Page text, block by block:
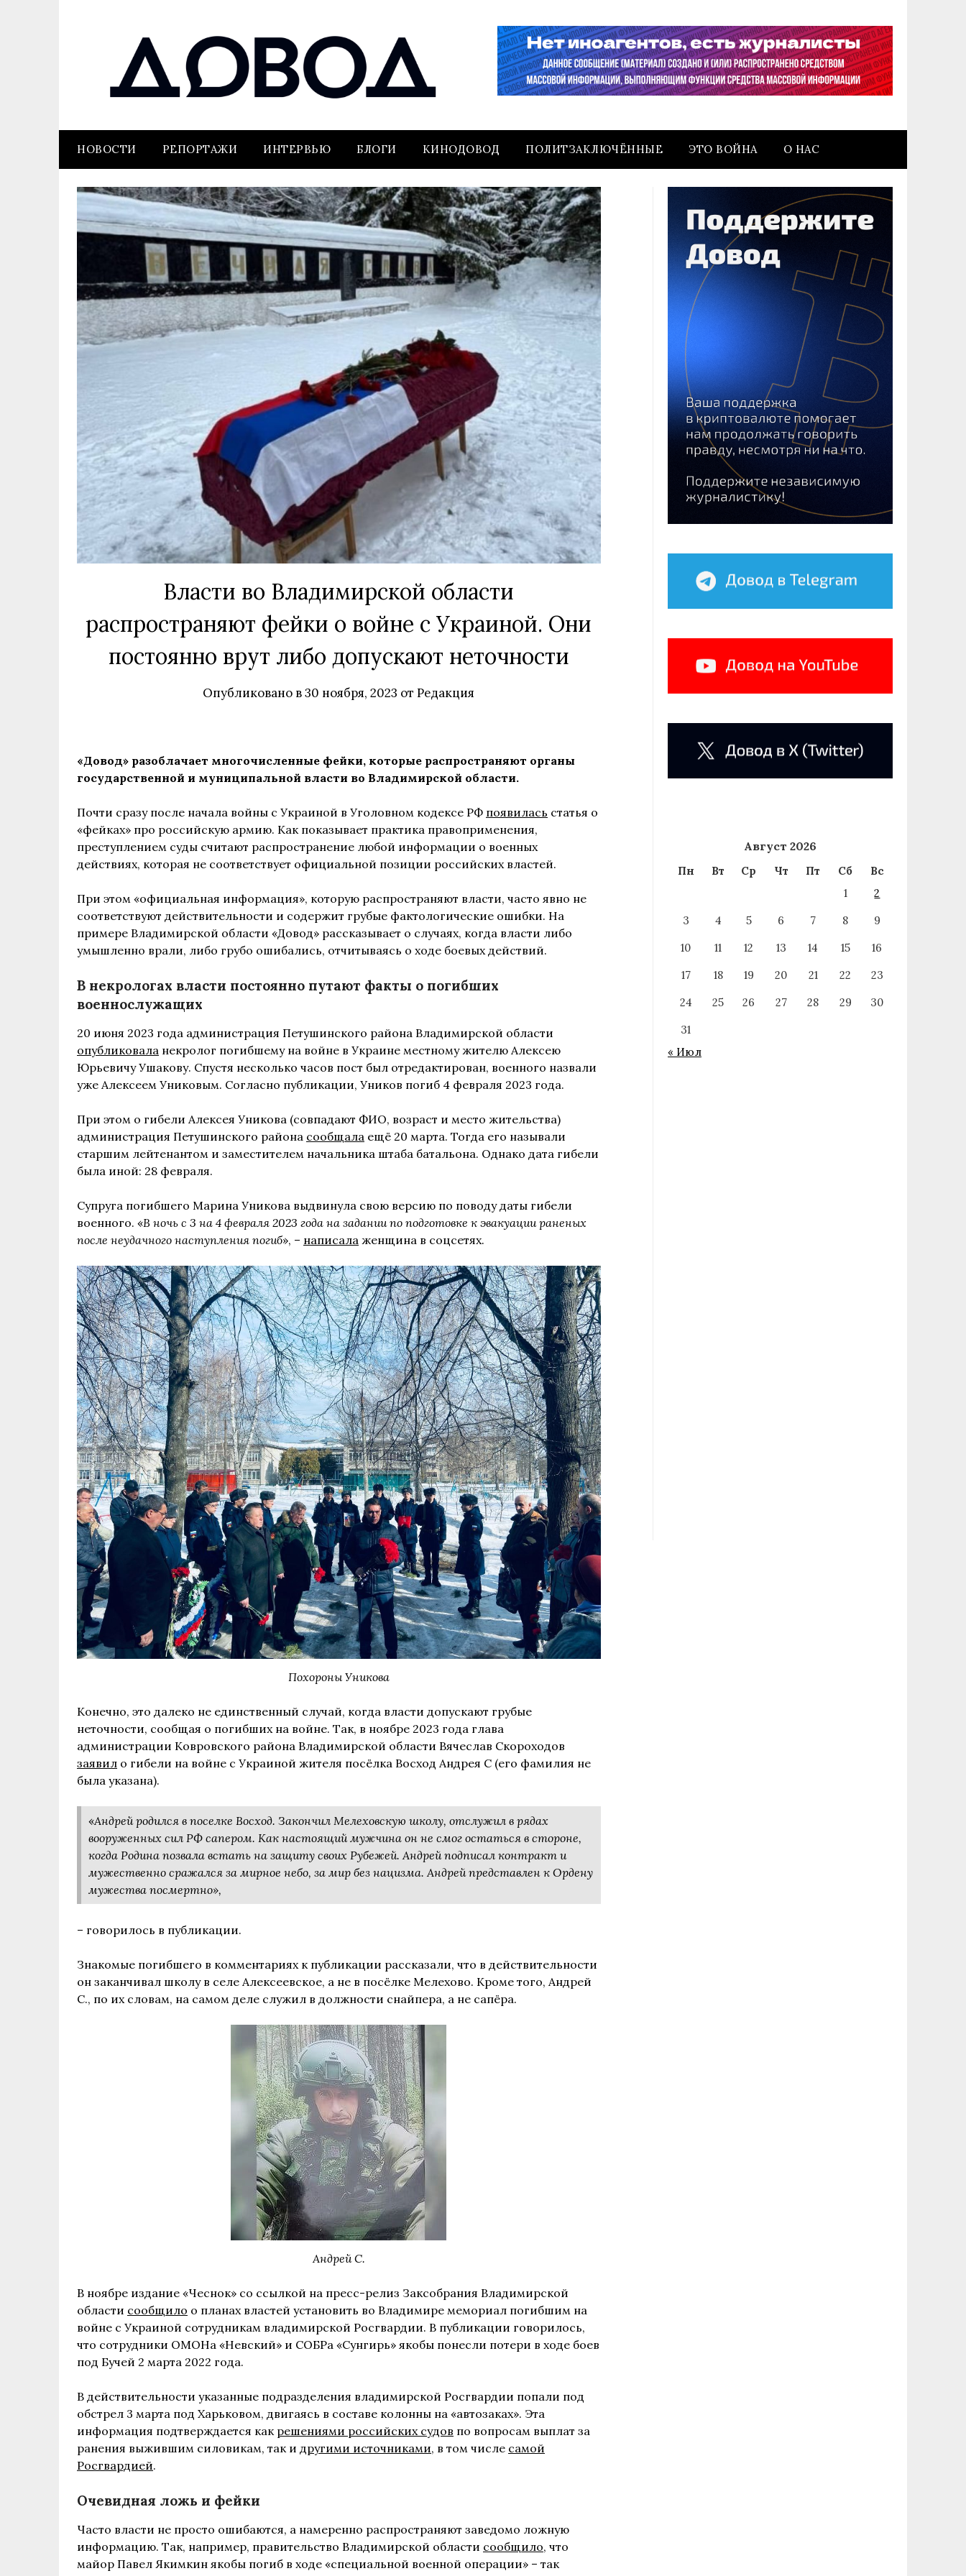
НОВОСТИ РЕПОРТАЖИ ИНТЕРВЬЮ БЛОГИ КИНОДОВОД ПОЛИТЗАКЛЮЧЁННЫЕ ЭТО ВОЙНА О НАС
Власти во Владимирской области
распространяют фейки о войне с Украиной. Они
постоянно врут либо допускают неточности
Опубликовано в30 ноября, 2023 отРедакция
«Довод» разоблачает многочисленные фейки, которые распространяют органы
государственной и муниципальной власти во Владимирской области.
Почти сразу после начала войны с Украиной в Уголовном кодексе РФ появилась статья о
«фейках» про российскую армию. Как показывает практика правоприменения,
преступлением суды считают распространение любой информации о военных
действиях, которая не соответствует официальной позиции российских властей.
При этом «официальная информация», которую распространяют власти, часто явно не
соответствуют действительности и содержит грубые фактологические ошибки. На
примере Владимирской области «Довод» рассказывает о случаях, когда власти либо
умышленно врали, либо грубо ошибались, отчитываясь о ходе боевых действий.
В некрологах власти постоянно путают факты о погибших
военнослужащих
20 июня 2023 года администрация Петушинского района Владимирской области
опубликовала некролог погибшему на войне в Украине местному жителю Алексею
Юрьевичу Ушакову. Спустя несколько часов пост был отредактирован, военного назвали
уже Алексеем Униковым. Согласно публикации, Уников погиб 4 февраля 2023 года.
При этом о гибели Алексея Уникова (совпадают ФИО, возраст и место жительства)
администрация Петушинского района сообщала ещё 20 марта. Тогда его называли
старшим лейтенантом и заместителем начальника штаба батальона. Однако дата гибели
была иной: 28 февраля.
Супруга погибшего Марина Уникова выдвинула свою версию по поводу даты гибели
военного. «В ночь с 3 на 4 февраля 2023 года на задании по подготовке к эвакуации раненых
после неудачного наступления погиб», – написала женщина в соцсетях.
Похороны Уникова
Конечно, это далеко не единственный случай, когда власти допускают грубые
неточности, сообщая о погибших на войне. Так, в ноябре 2023 года глава
администрации Ковровского района Владимирской области Вячеслав Скороходов
заявил о гибели на войне с Украиной жителя посёлка Восход Андрея С (его фамилия не
была указана).
«Андрей родился в поселке Восход. Закончил Мелеховскую школу, отслужил в рядах
вооруженных сил РФ сапером. Как настоящий мужчина он не смог остаться в стороне,
когда Родина позвала встать на защиту своих Рубежей. Андрей подписал контракт и
мужественно сражался за мирное небо, за мир без нацизма. Андрей представлен к Ордену
мужества посмертно»,
– говорилось в публикации.
Знакомые погибшего в комментариях к публикации рассказали, что в действительности
он заканчивал школу в селе Алексеевское, а не в посёлке Мелехово. Кроме того, Андрей
С., по их словам, на самом деле служил в должности снайпера, а не сапёра.
Андрей С.
В ноябре издание «Чеснок» со ссылкой на пресс-релиз Заксобрания Владимирской
области сообщило о планах властей установить во Владимире мемориал погибшим на
войне с Украиной сотрудникам владимирской Росгвардии. В публикации говорилось,
что сотрудники ОМОНа «Невский» и СОБРа «Сунгирь» якобы понесли потери в ходе боев
под Бучей 2 марта 2022 года.
В действительности указанные подразделения владимирской Росгвардии попали под
обстрел 3 марта под Харьковом, двигаясь в составе колонны на «автозаках». Эта
информация подтверждается как решениями российских судов по вопросам выплат за
ранения выжившим силовикам, так и другими источниками, в том числе самой
Росгвардией.
Очевидная ложь и фейки
Часто власти не просто ошибаются, а намеренно распространяют заведомо ложную
информацию. Так, например, правительство Владимирской области сообщило, что
майор Павел Якимкин якобы погиб в ходе «специальной военной операции» – так
Август 2026
Пн Вт Ср Чт Пт Сб
Вс
1
2
3
4 5 6 7 8
9
10
11 12 13 14 15
16
17
18 19 20 21 22
23
24
25 26 27 28 29
30
31
« Июл